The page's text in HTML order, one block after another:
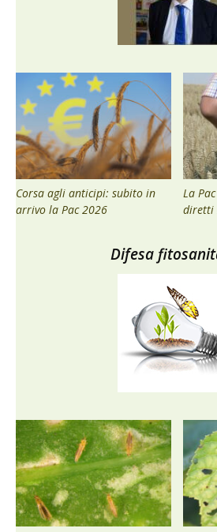
Corsa agli anticipi: subito in
arrivo la Pac 2026
La
diretti
Difesa